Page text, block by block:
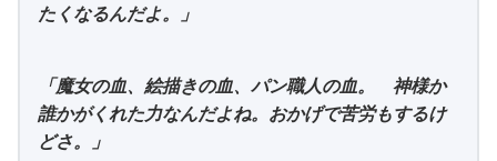
たくなるんだよ。」
「魔女の血、絵描きの血、パン職人の血。 神様か
誰かがくれた力なんだよね。おかげで苦労もするけ
どさ。」